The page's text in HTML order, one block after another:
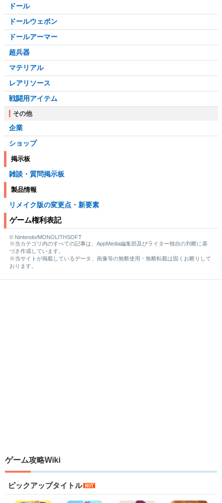
ドール
ドールウェポン
ドールアーマー
超兵器
マテリアル
レアリソース
戦闘用アイテム
その他
企業
ショップ
掲示板
雑談・質問掲示板
製品情報
リメイク版の変更点・新要素
ゲーム権利表記
© Nintendo/MONOLITHSOFT
※当カテゴリ内のすべての記事は、AppMedia編集部及びライター独自の判断に基
づき作成しています。
※当サイトが掲載しているデータ、画像等の無断使用・無断転載は固くお断りして
おります。
ゲーム攻略Wiki
ピックアップタイトル